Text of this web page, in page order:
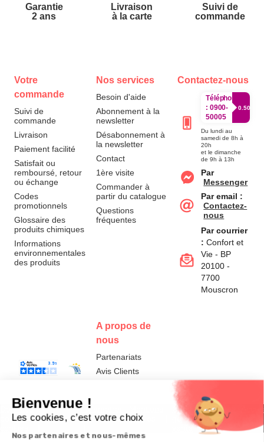
Garantie
2 ans
Livraison
à la carte
Suivi de
commande
Votre
commande
Suivi de
commande
Livraison
Paiement facilité
Satisfait ou
remboursé, retour
ou échange
Codes
promotionnels
Glossaire des
produits chimiques
Informations
environnementales
des produits
Nos services
Besoin d'aide
Abonnement à la
newsletter
Désabonnement à
la newsletter
Contact
1ère visite
Commander à
partir du catalogue
Questions
fréquentes
A propos de
nous
Partenariats
Avis Clients
Contactez-nous
Téléphone
: 0900-
50005
0.50€/
Du lundi au
samedi de 8h à
20h
et le dimanche
de 9h à 13h
Par
Messenger
Par email :
Contactez-
nous
Par courrier
: Confort et
Vie - BP
20100 -
7700
Mouscron
Données
personnelles et
Paramétrer
les cookies
légales
Conditions
générales de